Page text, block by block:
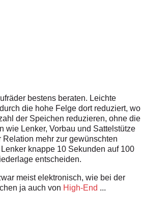
bestens beraten. Leichte
die hohe Felge dort reduziert, wo
der Speichen reduzieren, ohne die
wie Lenker, Vorbau und Sattelstütze
mehr zur gewünschten
knappe 10 Sekunden auf 100
entscheiden.
meist elektronisch, wie bei der
ja auch von High-End ...